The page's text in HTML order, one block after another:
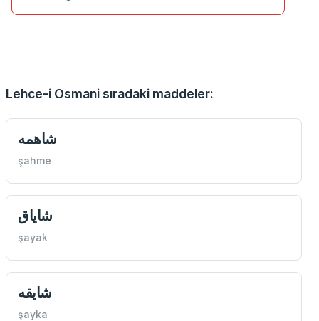
Lehce-i Osmani sıradaki maddeler:
شاهمه
şahme
شاياق
şayak
شايقه
şayka